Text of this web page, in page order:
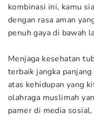
kombinasi ini, kamu
dengan rasa aman
penuh gaya di bawah
Menjaga kesehatan
terbaik jangka
atas kehidupan yang
olahraga muslimah
pamer di media